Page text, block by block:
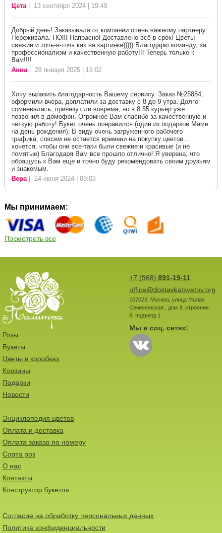
Цета| 13 сентября 2024 | 19:49
Добрый день! Заказывала от компании очень важному партнеру.
Переживала. НО!!! Напрасно! Доставлено всё в срок! Цветы
свежие и точь-в-точь как на картинке))))) Благодарю команду, за
профессионализм и качественную работу!!! Теперь только к
Вам!!!!
Анна| 28 января 2025 | 16:02
Хочу выразить благодарность Вашему сервису. Заказ №25884,
оформили вчера, доплатили за доставку с 8 до 9 утра. Долго
сомневалась, привезут ли вовремя, но в 8:55 курьер уже
позвонил в домофон. Огромное Вам спасибо за качественную и
четкую работу! Букет очень понравился (один из подарков Маме
на день рождения). В виду очень загруженного рабочего
графика, совсем не остается времени на покупку цветов...
хочется, чтобы они все-таки были свежие и красивые (и не
помятые) Благодаря Вам все прошло отлично! Я уверена, что
обращусь к Вам еще и точно буду рекомендовать своим друзьям
и знакомым.
Вера| 24 июня 2024 | 09:03
Мы принимаем:
Посмотреть все
+7 (968) 891-19-11
office@dostavkatsvetov.org
107023, Москва, улица Малая
Семеновская , дом 9, строение
8, подъезд 1
Мы в соц. сетях:
Розы
Букеты
Цветы в коробках
Корзины
Подарки
Новости
Энциклопедия цветов
Оплата и доставка
Оплата заказа по номеру
Сорта роз
О нас
Контакты
Конструктор букетов
Согласие на обработку персональных данных
Политика конфиденциальности